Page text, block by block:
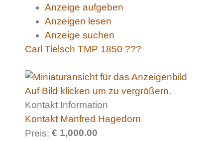
Anzeige aufgeben
Anzeigen lesen
Anzeige suchen
Carl Tielsch TMP 1850 ???
Auf Bild klicken um zu vergrößern.
Kontakt Information
Kontakt Manfred Hagedorn
Preis: € 1,000.00